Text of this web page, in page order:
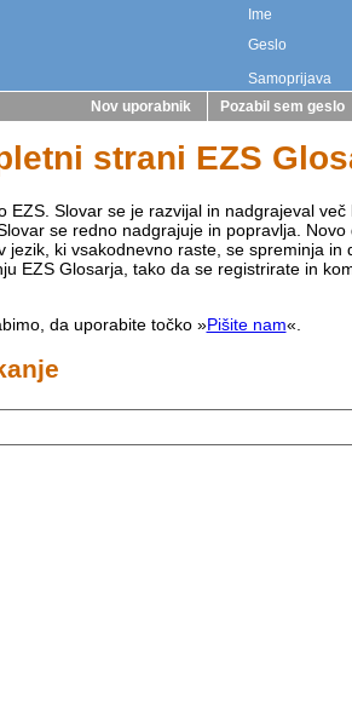
Ime
Geslo
Samoprijava
Nov uporabnik Pozabil sem geslo
strani EZS
Slovar se je razvijal in nadgrajeval več
se redno nadgrajuje in popravlja.
jezik, ki vsakodnevno raste, se spreminja in
EZS Glosarja, tako da se registrirate in
da uporabite točko »Pišite nam«.